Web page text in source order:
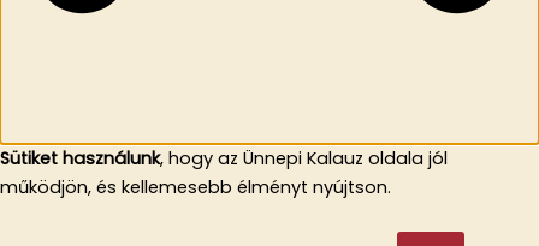
Sütiket használunk, hogy az Ünnepi Kalauz oldala jól
működjön, és kellemesebb élményt nyújtson.